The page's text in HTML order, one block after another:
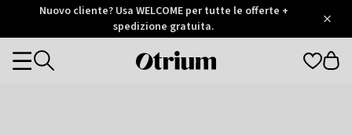
Otrium
Trustpilot
Nuovo cliente? Usa WELCOME per tutte le offerte +
spedizione gratuita.
Otrium
Categories